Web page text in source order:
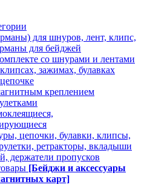
для шнуров, лент, клипс,
для бейджей
со шнурами и лентами
зажимах, булавках
креплением
цепочки, булавки, клипсы,
ретракторы, вкладыши
держатели пропусков
[Бейджи и аксессуары
карт]